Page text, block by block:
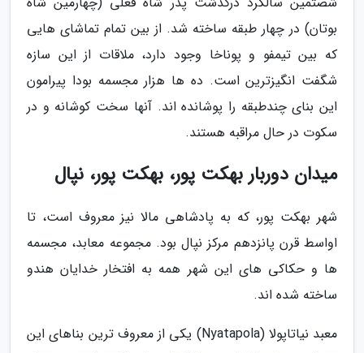
بوتان) در چهار طبقه ساخته شد. از بین تمام تماشای هایی
که بین تیمفو و پوناخا وجود دارد، ملاقات از این سازه
شگفت انگیزترین است. ده ها هزار مجسمه بودا پیرامون
این بنای چندطبقه را پوشانده اند. آنها سخت کوشانه و در
سکوت در حال مراقبه هستند.
میدان دوربار بهکت پور، بهکت پور، نپال
شهر بهکت پور، که به پادشاهی مالا نیز معروف است، تا
اواسط قرن پانزدهم مرکز نپال بود. مجموعه معابد، مجسمه
ها و حکاکی های این شهر همه به افتخار خدایان هندو
ساخته شده اند.
معبد نیاتاپولا (Nyatapola) یکی از معروف ترین بناهای این